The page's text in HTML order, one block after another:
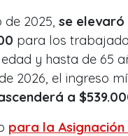
2025, se elevaró
para los
y hasta de 65
2026, el ingreso
a
para la